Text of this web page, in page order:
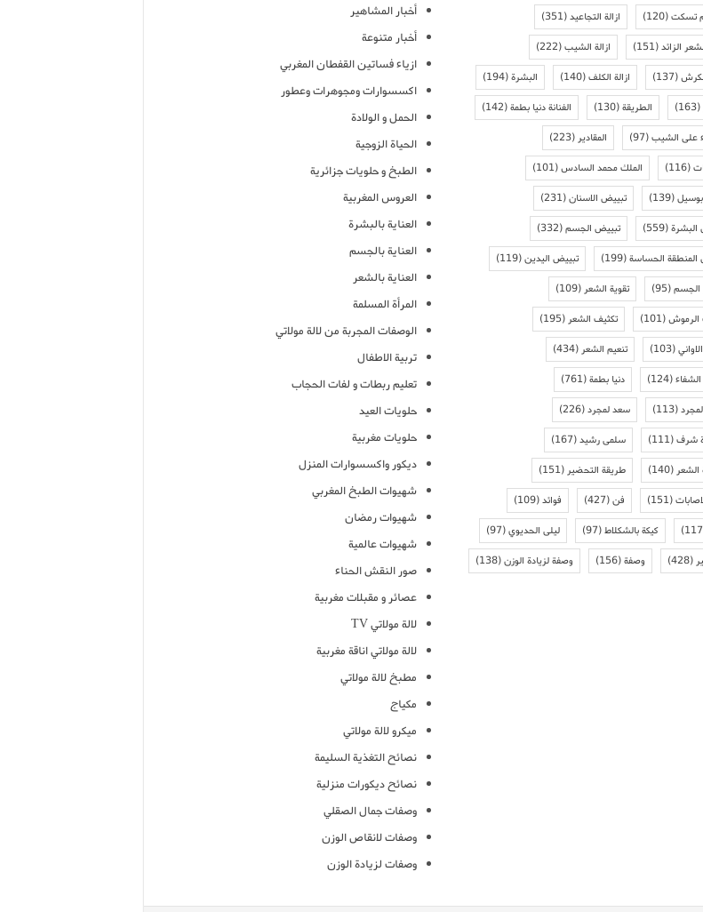
تسكت(120) ازالة التجاعيد(351)
الزائد(151) ازالة الشيب(222)
(137) ازالة الكلف(140) البشرة(194)
(163) الطريقة(130) الفنانة دنيا بطمة(142)
على الشيب(97) المقادير(223)
(116) الملك محمد السادس(101)
(139) تبييض الاسنان(231)
البشرة(559) تبييض الجسم(332)
المنطقة الحساسة(199) تبييض اليدين(119)
الجسم(95) تقوية الشعر(109)
الرموش(101) تكثيف الشعر(195)
(103) تنعيم الشعر(434)
(124) دنيا بطمة(761)
(113) سعد لمجرد(226)
شرف(111) سلمى رشيد(167)
الشعر(140) طريقة التحضير(151)
(151) فن(427) فوائد(109)
كيكة بالشكلاط(97) ليلى الحديوي(97)
(428) وصفة(156) وصفة لزيادة الوزن(138)
أخبار المشاهير
أخبار متنوعة
ازياء فساتين القفطان المغربي
اكسسوارات ومجوهرات وعطور
الحمل و الولادة
الحياة الزوجية
الطبخ و حلويات جزائرية
العروس المغربية
العناية بالبشرة
العناية بالجسم
العناية بالشعر
المرأة المسلمة
الوصفات المجربة من لالة مولاتي
تربية الاطفال
تعليم ربطات و لفات الحجاب
حلويات العيد
حلويات مغربية
ديكور واكسسوارات المنزل
شهيوات الطبخ المغربي
شهيوات رمضان
شهيوات عالمية
صور النقش الحناء
عصائر و مقبلات مغربية
لالة مولاتي TV
لالة مولاتي اناقة مغربية
مطبخ لالة مولاتي
مكياج
ميكرو لالة مولاتي
نصائح التغذية السليمة
نصائح ديكورات منزلية
وصفات جمال الصقلي
وصفات لانقاص الوزن
وصفات لزيادة الوزن